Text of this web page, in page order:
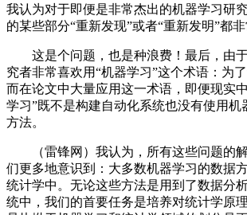
我认为对于即便是非常杰出的机器学习研
的某些部分“重新发现”或者“重新发明”都非
这是个问题，也是种浪费！最后，由
究者非常喜欢用“机器学习”这个术语：为
而在论文中大量应用这一术语，即便现实
学习”既不是构建自动化系统也没有使用机
方法。
（雷锋网）我认为，所有这些问题的解
们更多地意识到：大多数机器学习的数据
统计学中。无论这些方法是用到了数据分
统中，我们的首要任务是培养对统计学原